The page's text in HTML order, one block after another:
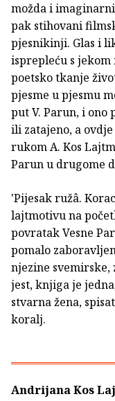
možda i
pak stihovani
pjesnikinji. Glas i
isprepleću s jekom
poetsko tkanje
pjesme u pjesmu
put V. Parun, i ono
ili zatajeno, a
rukom A. Kos
Parun u drugome
'Pijesak ružâ.
lajtmotivu na
povratak Vesne
pomalo
njezine svemirske,
jest, knjiga je
stvarna žena,
koralj.
Andrijana Kos